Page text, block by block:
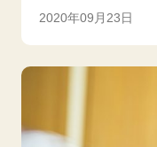
2020年09月23日